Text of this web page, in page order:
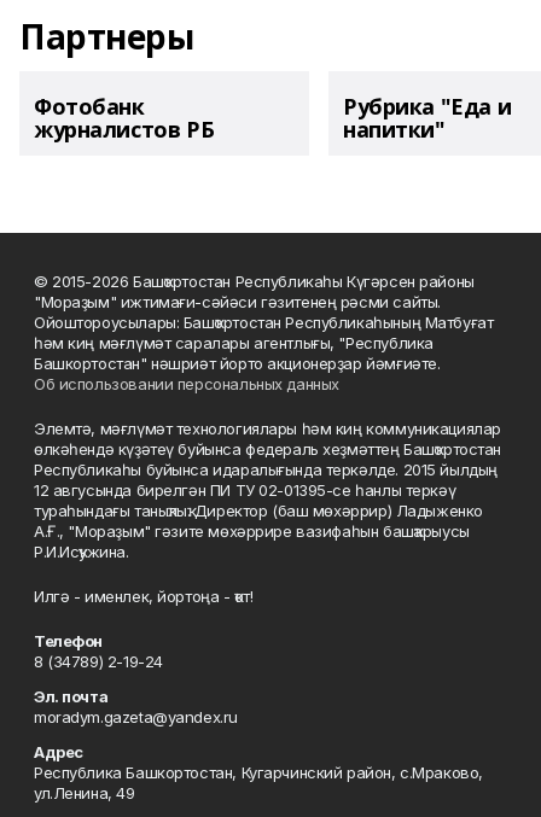
Партнеры
Фотобанк
журналистов РБ
Рубрика "Еда и
напитки"
© 2015-2026 Башҡортостан Республикаһы Күгәрсен районы
"Мораҙым" ижтимағи-сәйәси гәзитенең рәсми сайты.
Ойоштороусылары: Башҡортостан Республикаһының Матбуғат
һәм киң мәғлүмәт саралары агентлығы, "Республика
Башкортостан" нәшриәт йорто акционерҙар йәмғиәте.
Об использовании персональных данных
Элемтә, мәғлүмәт технологиялары һәм киң коммуникациялар
өлкәһендә күҙәтеү буйынса федераль хеҙмәттең Башҡортостан
Республикаһы буйынса идаралығында теркәлде. 2015 йылдың
12 авгусында бирелгән ПИ ТУ 02-01395-се һанлы теркәү
тураһындағы таныҡлыҡ. Директор (баш мөхәррир) Ладыженко
А.Ғ., "Мораҙым" гәзите мөхәррире вазифаһын башҡарыусы
Р.И.Исҡужина.
Илгә - именлек, йортоңа - ҡот!
Телефон
8 (34789) 2-19-24
Эл. почта
moradym.gazeta@yandex.ru
Адрес
Республика Башкортостан, Кугарчинский район, с.Мраково,
ул.Ленина, 49